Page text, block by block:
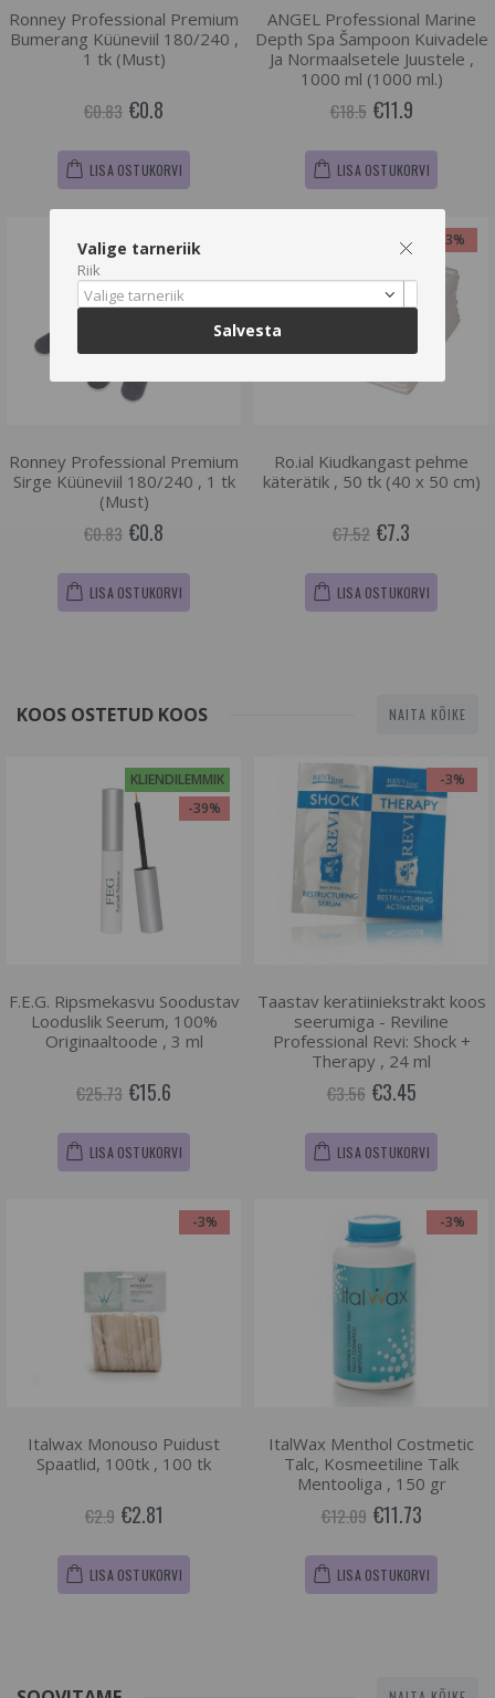
Ronney Professional Premium
Bumerang Küüneviil 180/240 ,
1 tk (Must)
€0.83 €0.8
LISA OSTUKORVI
ANGEL Professional Marine
Depth Spa Šampoon Kuivadele
Ja Normaalsetele Juustele ,
1000 ml (1000 ml.)
€18.5 €11.9
LISA OSTUKORVI
-3%
Ronney Professional Premium
Sirge Küüneviil 180/240 , 1 tk
(Must)
€0.83 €0.8
LISA OSTUKORVI
-3%
Ro.ial Kiudkangast pehme
käterätik , 50 tk (40 x 50 cm)
€7.52 €7.3
LISA OSTUKORVI
KOOS OSTETUD KOOS NAITA KÕIKE
KLIENDILEMMIK
-39%
F.E.G. Ripsmekasvu Soodustav
Looduslik Seerum, 100%
Originaaltoode , 3 ml
€25.73 €15.6
LISA OSTUKORVI
-3%
Taastav keratiiniekstrakt koos
seerumiga - Reviline
Professional Revi: Shock +
Therapy , 24 ml
€3.56 €3.45
LISA OSTUKORVI
-3%
Italwax Monouso Puidust
Spaatlid, 100tk , 100 tk
€2.9 €2.81
LISA OSTUKORVI
-3%
ItalWax Menthol Costmetic
Talc, Kosmeetiline Talk
Mentooliga , 150 gr
€12.09 €11.73
LISA OSTUKORVI
Valige tarneriik
Riik
Valige tarneriik
Salvesta